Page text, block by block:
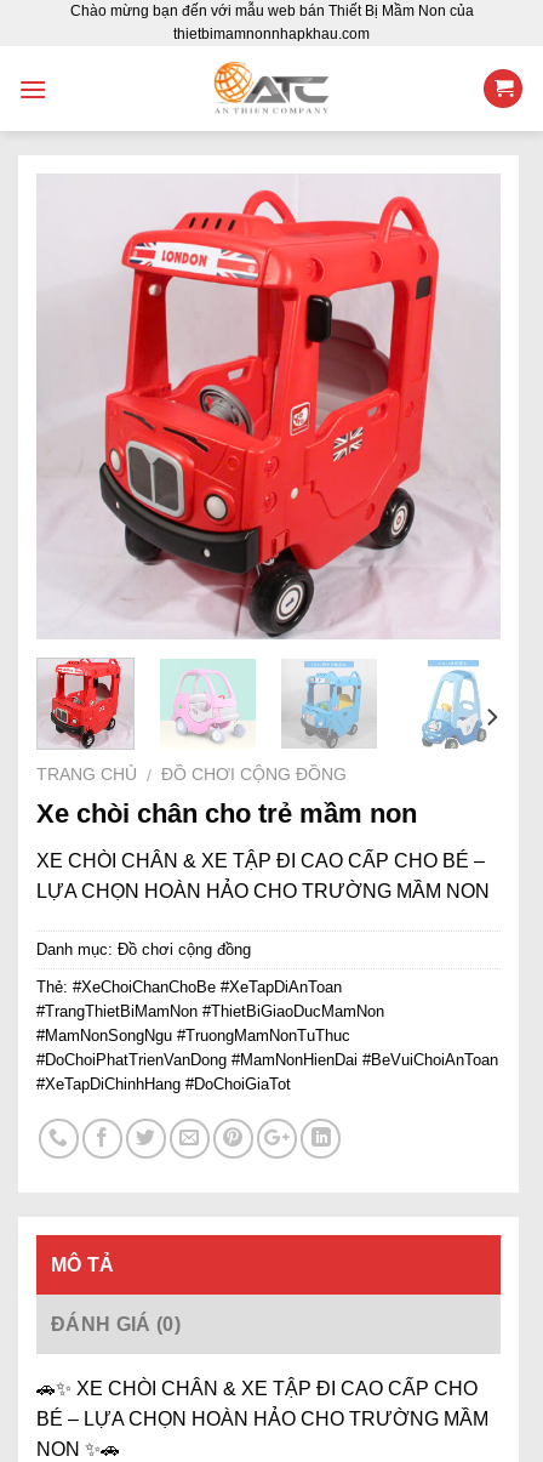
Chào mừng bạn đến với mẫu web bán Thiết Bị Mầm Non của
thietbimamnonnhapkhau.com
TRANG CHỦ / ĐỒ CHƠI CỘNG ĐỒNG
Xe chòi chân cho trẻ mầm non
XE CHÒI CHÂN & XE TẬP ĐI CAO CẤP CHO BÉ –
LỰA CHỌN HOÀN HẢO CHO TRƯỜNG MẦM NON
Danh mục: Đồ chơi cộng đồng
Thẻ: #XeChoiChanChoBe #XeTapDiAnToan
#TrangThietBiMamNon #ThietBiGiaoDucMamNon
#MamNonSongNgu #TruongMamNonTuThuc
#DoChoiPhatTrienVanDong #MamNonHienDai #BeVuiChoiAnToan
#XeTapDiChinhHang #DoChoiGiaTot
MÔ TẢ
ĐÁNH GIÁ (0)
🚗✨ XE CHÒI CHÂN & XE TẬP ĐI CAO CẤP CHO
BÉ – LỰA CHỌN HOÀN HẢO CHO TRƯỜNG MẦM
NON ✨🚗